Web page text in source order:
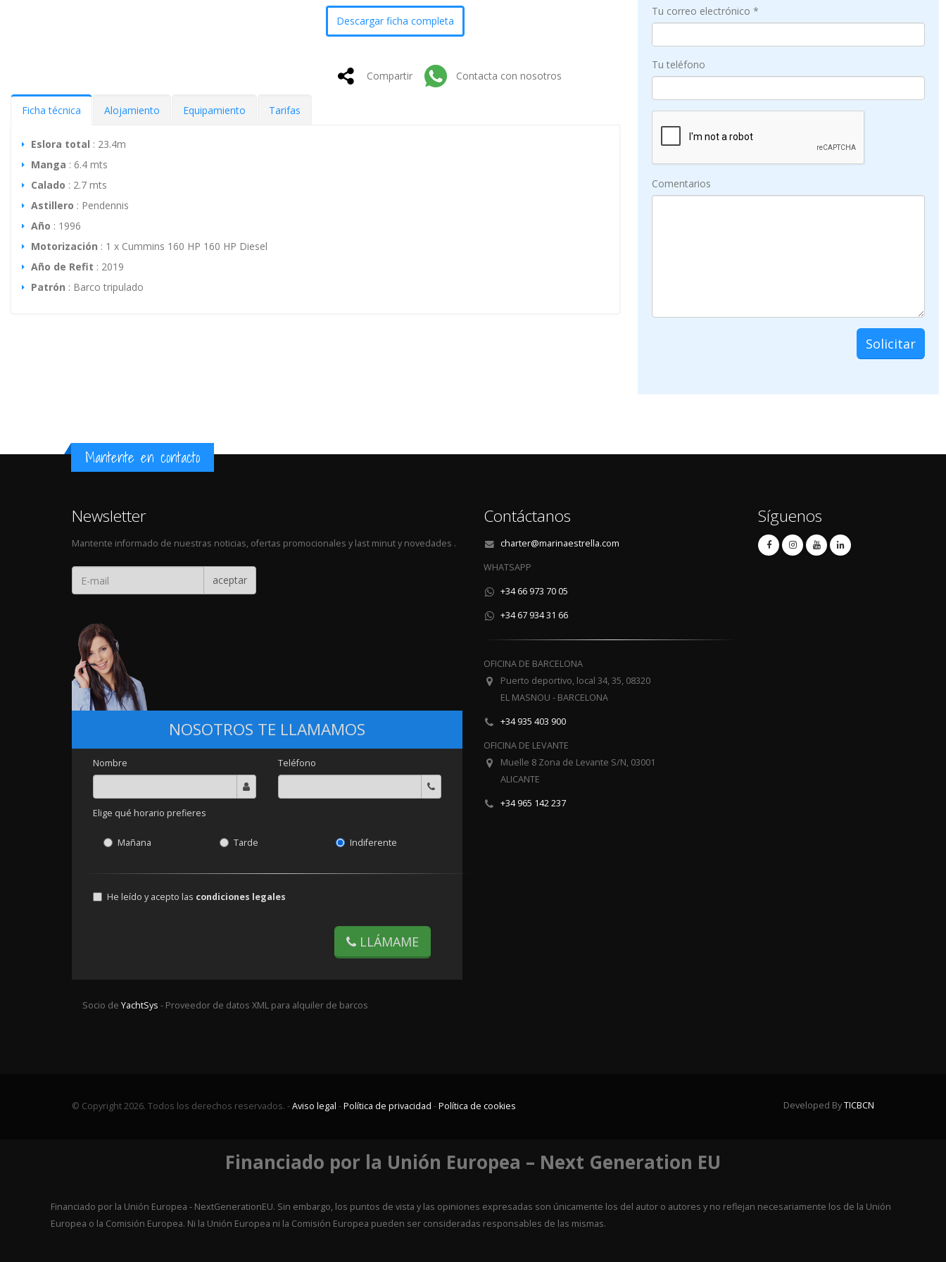
Descargar ficha completa
Compartir Contacta con nosotros
Ficha técnica Alojamiento Equipamiento Tarifas
Eslora total : 23.4m
Manga : 6.4 mts
Calado : 2.7 mts
Astillero : Pendennis
Año : 1996
Motorización : 1 x Cummins 160 HP 160 HP Diesel
Año de Refit : 2019
Patrón : Barco tripulado
Tu correo electrónico *
Tu teléfono
Comentarios
Mantente en contacto
Newsletter
Mantente informado de nuestras noticias, ofertas promocionales y last minut y novedades .
aceptar
NOSOTROS TE LLAMAMOS
Nombre Teléfono
Elige qué horario prefieres
Mañana Tarde Indiferente
He leído y acepto las condiciones legales
LLÁMAME
Contáctanos
charter@marinaestrella.com
WHATSAPP
+34 66 973 70 05
+34 67 934 31 66
OFICINA DE BARCELONA
Puerto deportivo, local 34, 35, 08320
EL MASNOU - BARCELONA
+34 935 403 900
OFICINA DE LEVANTE
Muelle 8 Zona de Levante S/N, 03001
ALICANTE
+34 965 142 237
Síguenos
Socio de YachtSys - Proveedor de datos XML para alquiler de barcos
© Copyright 2026. Todos los derechos reservados. -Aviso legal -Política de privacidad -Política de cookies Developed ByTICBCN
Financiado por la Unión Europea – Next Generation EU
Financiado por la Unión Europea - NextGenerationEU. Sin embargo, los puntos de vista y las opiniones expresadas son únicamente los del autor o autores y no reflejan necesariamente los de la Unión
Europea o la Comisión Europea. Ni la Unión Europea ni la Comisión Europea pueden ser consideradas responsables de las mismas.